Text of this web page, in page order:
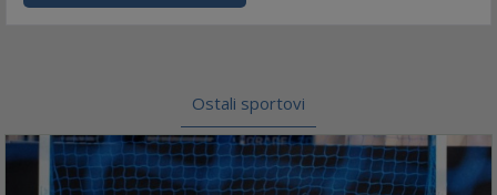
Ostali sportovi